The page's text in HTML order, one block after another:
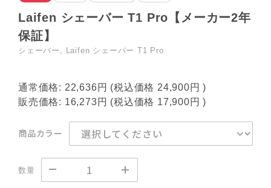
Laifen シェーバー T1 Pro【メーカー2年
保証】
シェーバー, Laifen シェーバー T1 Pro
通常価格: 22,636円 (税込価格24,900円 )
販売価格: 16,273円 (税込価格 17,900円 )
商品カラー
数量